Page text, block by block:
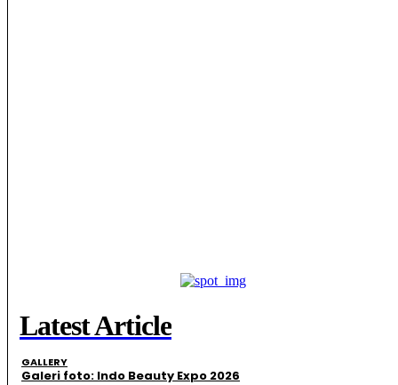
Latest Article
GALLERY
Galeri foto: Indo Beauty Expo 2026